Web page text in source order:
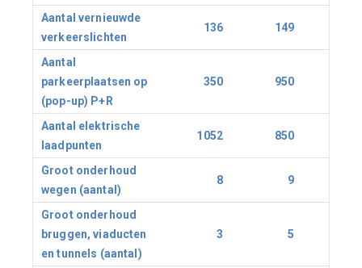
Aantal vernieuwde
verkeerslichten
136 149
Aantal
parkeerplaatsen op
(pop-up) P+R
350 950
Aantal elektrische
laadpunten
1052 850
Groot onderhoud
wegen (aantal)
8 9
Groot onderhoud
bruggen, viaducten
en tunnels (aantal)
3 5